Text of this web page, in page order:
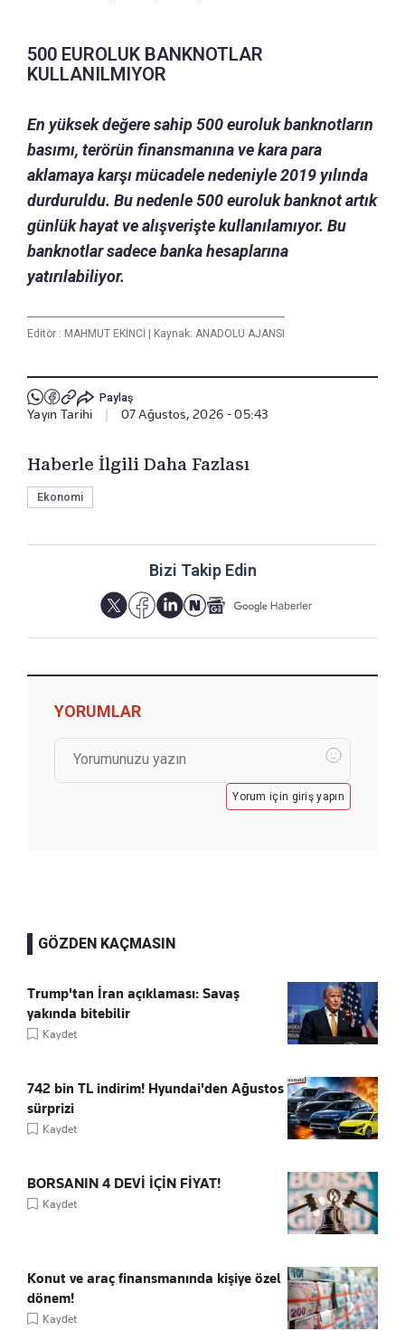
500 EUROLUK BANKNOTLAR
KULLANILMIYOR
En yüksek değere sahip 500 euroluk banknotların
basımı, terörün finansmanına ve kara para
aklamaya karşı mücadele nedeniyle 2019 yılında
durduruldu. Bu nedenle 500 euroluk banknot artık
günlük hayat ve alışverişte kullanılamıyor. Bu
banknotlar sadece banka hesaplarına
yatırılabiliyor.
Editör : MAHMUT EKİNCİ | Kaynak: ANADOLU AJANSI
Paylaş
Yayın Tarihi 07 Ağustos, 2026 - 05:43
Haberle İlgili Daha Fazlası
Ekonomi
Bizi Takip Edin
YORUMLAR
Yorum için giriş yapın
GÖZDEN KAÇMASIN
Trump'tan İran açıklaması: Savaş
yakında bitebilir
Kaydet
742 bin TL indirim! Hyundai'den Ağustos
sürprizi
Kaydet
BORSANIN 4 DEVİ İÇİN FİYAT!
Kaydet
Konut ve araç finansmanında kişiye özel
dönem!
Kaydet